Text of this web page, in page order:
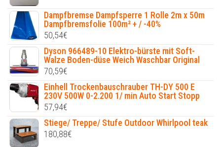
Dampfbremse Dampfsperre 1 Rolle 2m x 50m
Dampfbremsfolie 100m² + / -40%
50,54€
Dyson 966489-10 Elektro-bürste mit Soft-
Walze Boden-düse Weich Waschbar Original
70,59€
Einhell Trockenbauschrauber TH-DY 500 E
230V 500W 0-2.200 1/ min Auto Start Stopp
57,94€
Stiege/ Treppe/ Stufe Outdoor Whirlpool teak
180,88€